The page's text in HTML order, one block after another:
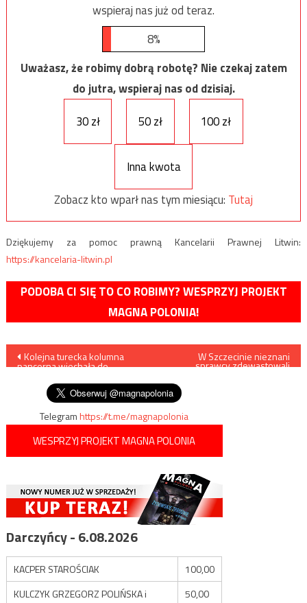
wspieraj nas już od teraz.
8%
Uważasz, że robimy dobrą robotę? Nie czekaj zatem
do jutra, wspieraj nas od dzisiaj.
30 zł
50 zł 100 zł
Inna kwota
Zobacz kto wparł nas tym miesiącu: Tutaj
Dziękujemy za pomoc prawną Kancelarii Prawnej Litwin:
https://kancelaria-litwin.pl
PODOBA CI SIĘ TO CO ROBIMY? WESPRZYJ PROJEKT
MAGNA POLONIA!
Nawigacja
wpisu
Kolejna turecka kolumna
pancerna wjechała do
W Szczecinie nieznani
sprawcy zdewastowali
Telegramhttps://t.me/magnapolonia
WESPRZYJ PROJEKT MAGNA POLONIA
Darczyńcy - 6.08.2026
KACPER STAROŚCIAK
100,00
KULCZYK GRZEGORZ POLIŃSKA i
50,00